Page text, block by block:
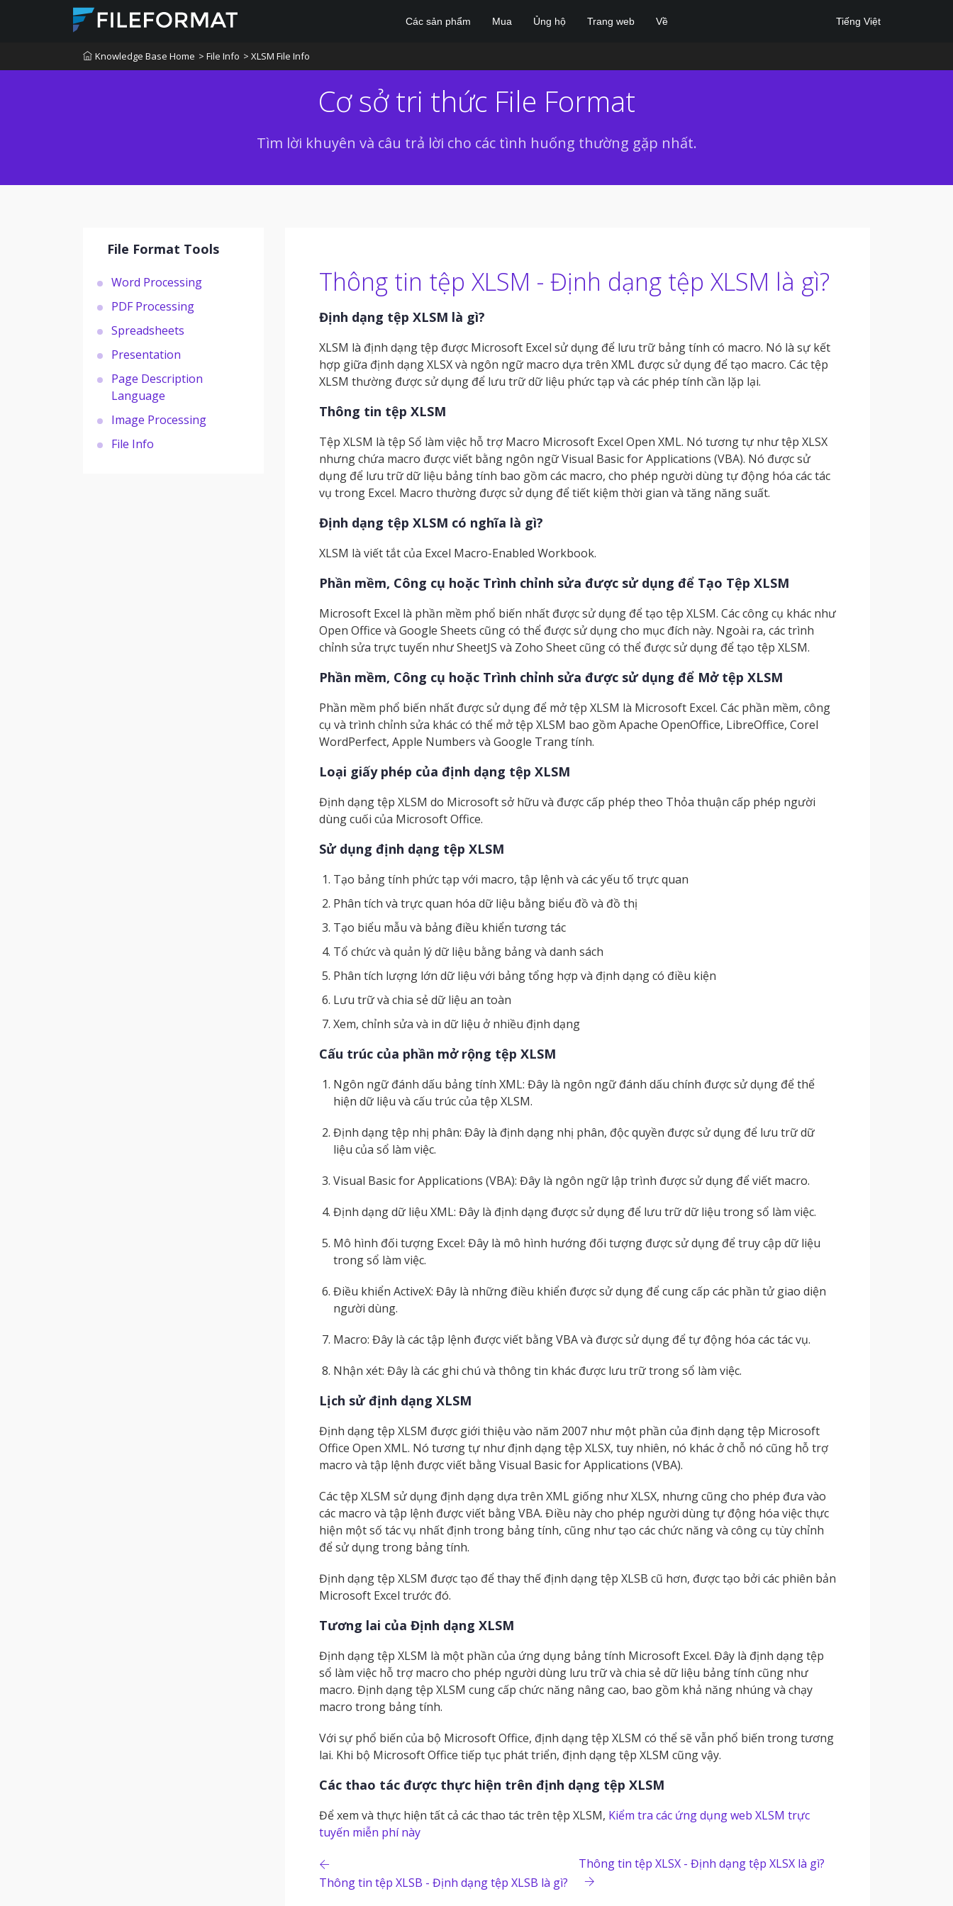
Các sản phẩm Mua Ủng hộ Trang web Về Tiếng Việt
Knowledge Base Home > File Info > XLSM File Info
Cơ sở tri thức File Format
Tìm lời khuyên và câu trả lời cho các tình huống thường gặp nhất.
File Format Tools
Word Processing
PDF Processing
Spreadsheets
Presentation
Page Description
Language
Image Processing
File Info
Thông tin tệp XLSM - Định dạng tệp XLSM là gì?
Định dạng tệp XLSM là gì?
XLSM là định dạng tệp được Microsoft Excel sử dụng để lưu trữ bảng tính có macro. Nó là sự kết
hợp giữa định dạng XLSX và ngôn ngữ macro dựa trên XML được sử dụng để tạo macro. Các tệp
XLSM thường được sử dụng để lưu trữ dữ liệu phức tạp và các phép tính cần lặp lại.
Thông tin tệp XLSM
Tệp XLSM là tệp Sổ làm việc hỗ trợ Macro Microsoft Excel Open XML. Nó tương tự như tệp XLSX
nhưng chứa macro được viết bằng ngôn ngữ Visual Basic for Applications (VBA). Nó được sử
dụng để lưu trữ dữ liệu bảng tính bao gồm các macro, cho phép người dùng tự động hóa các tác
vụ trong Excel. Macro thường được sử dụng để tiết kiệm thời gian và tăng năng suất.
Định dạng tệp XLSM có nghĩa là gì?
XLSM là viết tắt của Excel Macro-Enabled Workbook.
Phần mềm, Công cụ hoặc Trình chỉnh sửa được sử dụng để Tạo Tệp XLSM
Microsoft Excel là phần mềm phổ biến nhất được sử dụng để tạo tệp XLSM. Các công cụ khác như
Open Office và Google Sheets cũng có thể được sử dụng cho mục đích này. Ngoài ra, các trình
chỉnh sửa trực tuyến như SheetJS và Zoho Sheet cũng có thể được sử dụng để tạo tệp XLSM.
Phần mềm, Công cụ hoặc Trình chỉnh sửa được sử dụng để Mở tệp XLSM
Phần mềm phổ biến nhất được sử dụng để mở tệp XLSM là Microsoft Excel. Các phần mềm, công
cụ và trình chỉnh sửa khác có thể mở tệp XLSM bao gồm Apache OpenOffice, LibreOffice, Corel
WordPerfect, Apple Numbers và Google Trang tính.
Loại giấy phép của định dạng tệp XLSM
Định dạng tệp XLSM do Microsoft sở hữu và được cấp phép theo Thỏa thuận cấp phép người
dùng cuối của Microsoft Office.
Sử dụng định dạng tệp XLSM
Tạo bảng tính phức tạp với macro, tập lệnh và các yếu tố trực quan
Phân tích và trực quan hóa dữ liệu bằng biểu đồ và đồ thị
Tạo biểu mẫu và bảng điều khiển tương tác
Tổ chức và quản lý dữ liệu bằng bảng và danh sách
Phân tích lượng lớn dữ liệu với bảng tổng hợp và định dạng có điều kiện
Lưu trữ và chia sẻ dữ liệu an toàn
Xem, chỉnh sửa và in dữ liệu ở nhiều định dạng
Cấu trúc của phần mở rộng tệp XLSM
Ngôn ngữ đánh dấu bảng tính XML: Đây là ngôn ngữ đánh dấu chính được sử dụng để thể
hiện dữ liệu và cấu trúc của tệp XLSM.
Định dạng tệp nhị phân: Đây là định dạng nhị phân, độc quyền được sử dụng để lưu trữ dữ
liệu của sổ làm việc.
Visual Basic for Applications (VBA): Đây là ngôn ngữ lập trình được sử dụng để viết macro.
Định dạng dữ liệu XML: Đây là định dạng được sử dụng để lưu trữ dữ liệu trong sổ làm việc.
Mô hình đối tượng Excel: Đây là mô hình hướng đối tượng được sử dụng để truy cập dữ liệu
trong sổ làm việc.
Điều khiển ActiveX: Đây là những điều khiển được sử dụng để cung cấp các phần tử giao diện
người dùng.
Macro: Đây là các tập lệnh được viết bằng VBA và được sử dụng để tự động hóa các tác vụ.
Nhận xét: Đây là các ghi chú và thông tin khác được lưu trữ trong sổ làm việc.
Lịch sử định dạng XLSM
Định dạng tệp XLSM được giới thiệu vào năm 2007 như một phần của định dạng tệp Microsoft
Office Open XML. Nó tương tự như định dạng tệp XLSX, tuy nhiên, nó khác ở chỗ nó cũng hỗ trợ
macro và tập lệnh được viết bằng Visual Basic for Applications (VBA).
Các tệp XLSM sử dụng định dạng dựa trên XML giống như XLSX, nhưng cũng cho phép đưa vào
các macro và tập lệnh được viết bằng VBA. Điều này cho phép người dùng tự động hóa việc thực
hiện một số tác vụ nhất định trong bảng tính, cũng như tạo các chức năng và công cụ tùy chỉnh
để sử dụng trong bảng tính.
Định dạng tệp XLSM được tạo để thay thế định dạng tệp XLSB cũ hơn, được tạo bởi các phiên bản
Microsoft Excel trước đó.
Tương lai của Định dạng XLSM
Định dạng tệp XLSM là một phần của ứng dụng bảng tính Microsoft Excel. Đây là định dạng tệp
sổ làm việc hỗ trợ macro cho phép người dùng lưu trữ và chia sẻ dữ liệu bảng tính cũng như
macro. Định dạng tệp XLSM cung cấp chức năng nâng cao, bao gồm khả năng nhúng và chạy
macro trong bảng tính.
Với sự phổ biến của bộ Microsoft Office, định dạng tệp XLSM có thể sẽ vẫn phổ biến trong tương
lai. Khi bộ Microsoft Office tiếp tục phát triển, định dạng tệp XLSM cũng vậy.
Các thao tác được thực hiện trên định dạng tệp XLSM
Để xem và thực hiện tất cả các thao tác trên tệp XLSM, Kiểm tra các ứng dụng web XLSM trực
tuyến miễn phí này
Thông tin tệp XLSB - Định dạng tệp XLSB là gì?
Thông tin tệp XLSX - Định dạng tệp XLSX là gì?